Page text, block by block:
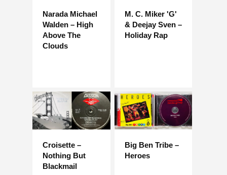
Narada Michael
Walden – High
Above The
Clouds
M. C. Miker 'G'
& Deejay Sven –
Holiday Rap
Croisette –
Nothing But
Blackmail
Big Ben Tribe –
Heroes